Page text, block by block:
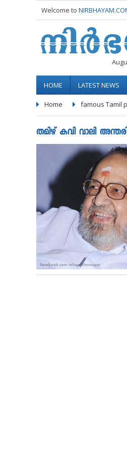
Welcome to
HOME LATEST NEWS
Home famous Tamil
തമിഴ് കവി വാലി